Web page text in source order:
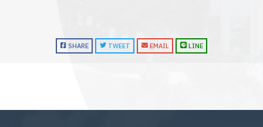
SHARE TWEET EMAIL LINE